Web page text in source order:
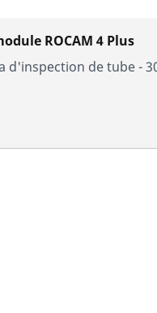
ROCAM 4 Plus
d'inspection de tube -